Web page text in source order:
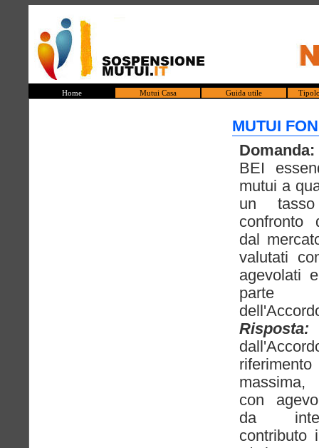
Home Mutui Casa Guida utile
MUTUI
Domanda:
BEI
mutui a
un
confronto
dal
valutati
agevolati
parte
Risposta:
massima,
con
da
contributo